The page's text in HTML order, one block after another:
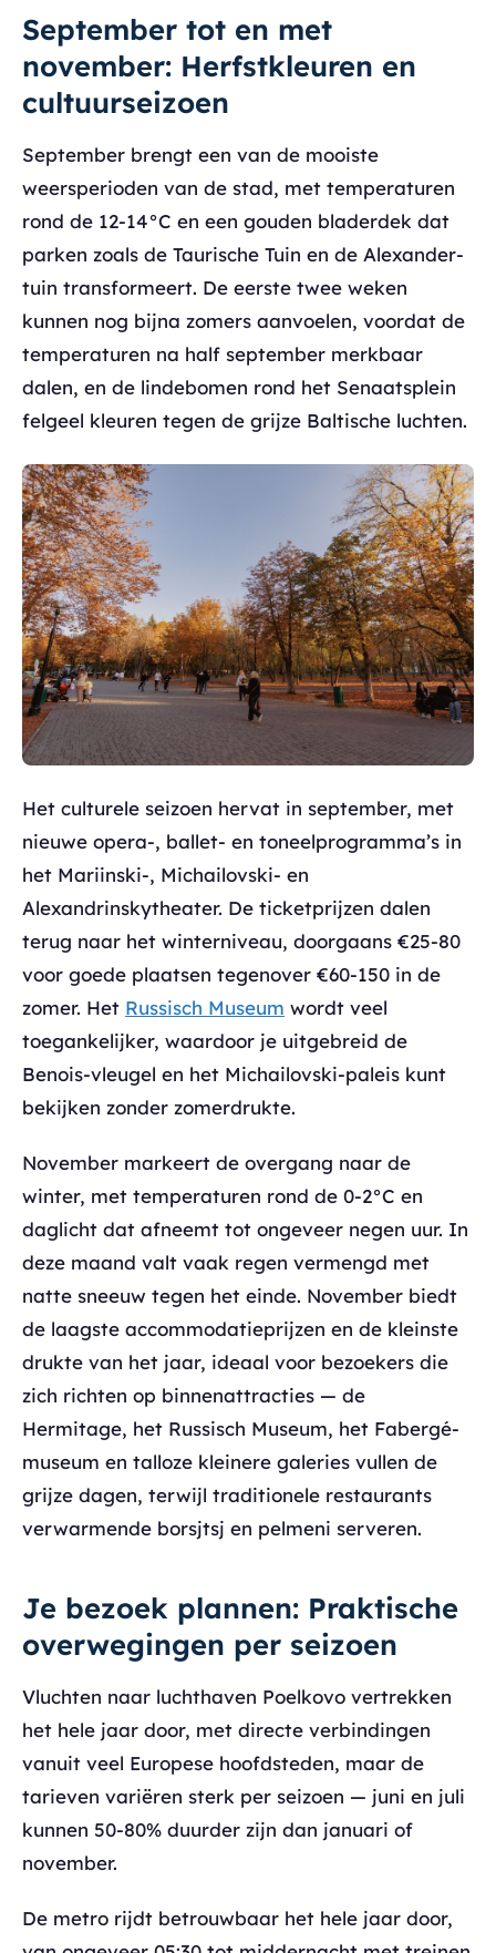
September tot en met
november: Herfstkleuren en
cultuurseizoen
September brengt een van de mooiste
weersperioden van de stad, met temperaturen
rond de 12-14°C en een gouden bladerdek dat
parken zoals de Taurische Tuin en de Alexander-
tuin transformeert. De eerste twee weken
kunnen nog bijna zomers aanvoelen, voordat de
temperaturen na half september merkbaar
dalen, en de lindebomen rond het Senaatsplein
felgeel kleuren tegen de grijze Baltische luchten.
Het culturele seizoen hervat in september, met
nieuwe opera-, ballet- en toneelprogramma’s in
het Mariinski-, Michailovski- en
Alexandrinskytheater. De ticketprijzen dalen
terug naar het winterniveau, doorgaans €25-80
voor goede plaatsen tegenover €60-150 in de
zomer. Het Russisch Museum wordt veel
toegankelijker, waardoor je uitgebreid de
Benois-vleugel en het Michailovski-paleis kunt
bekijken zonder zomerdrukte.
November markeert de overgang naar de
winter, met temperaturen rond de 0-2°C en
daglicht dat afneemt tot ongeveer negen uur. In
deze maand valt vaak regen vermengd met
natte sneeuw tegen het einde. November biedt
de laagste accommodatieprijzen en de kleinste
drukte van het jaar, ideaal voor bezoekers die
zich richten op binnenattracties — de
Hermitage, het Russisch Museum, het Fabergé-
museum en talloze kleinere galeries vullen de
grijze dagen, terwijl traditionele restaurants
verwarmende borsjtsj en pelmeni serveren.
Je bezoek plannen: Praktische
overwegingen per seizoen
Vluchten naar luchthaven Poelkovo vertrekken
het hele jaar door, met directe verbindingen
vanuit veel Europese hoofdsteden, maar de
tarieven variëren sterk per seizoen — juni en juli
kunnen 50-80% duurder zijn dan januari of
november.
De metro rijdt betrouwbaar het hele jaar door,